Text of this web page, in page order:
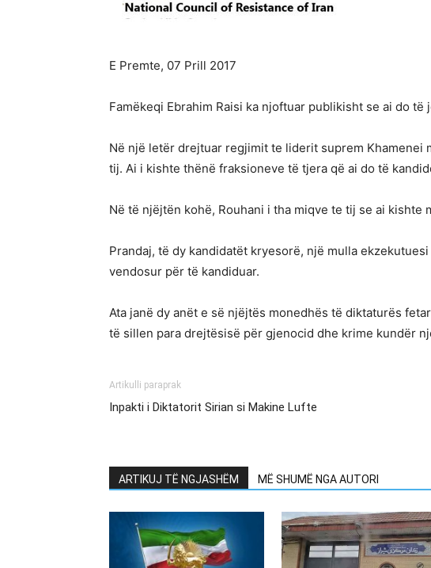
E Premte, 07 Prill 2017
Famëkeqi Ebrahim Raisi ka njoftuar publikisht se ai do
Në një letër drejtuar regjimit te liderit suprem Khamenei
tij. Ai i kishte thënë fraksioneve të tjera që ai do të
Në të njëjtën kohë, Rouhani i tha miqve te tij se ai kishte
Prandaj, të dy kandidatët kryesorë, një mulla
vendosur për të kandiduar.
Ata janë dy anët e së njëjtës monedhës të diktaturës
të sillen para drejtësisë për gjenocid dhe krime kundër
Artikulli paraprak
Inpakti i Diktatorit Sirian si Makine Lufte
ARTIKUJ TË NGJASHËM MË SHUMË NGA AUTORI